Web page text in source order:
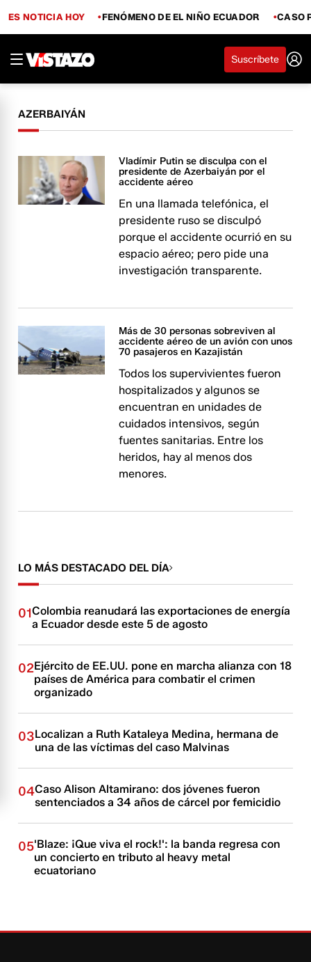
ES NOTICIA HOY FENÓMENO DE EL NIÑO ECUADOR CASO
Suscríbete
AZERBAIYÁN
Vladímir Putin se disculpa con el
presidente de Azerbaiyán por el
accidente aéreo
En una llamada telefónica, el
presidente ruso se disculpó
porque el accidente ocurrió en su
espacio aéreo; pero pide una
investigación transparente.
Más de 30 personas sobreviven al
accidente aéreo de un avión con unos
70 pasajeros en Kazajistán
Todos los supervivientes fueron
hospitalizados y algunos se
encuentran en unidades de
cuidados intensivos, según
fuentes sanitarias. Entre los
heridos, hay al menos dos
menores.
LO MÁS DESTACADO DEL DÍA
01Colombia reanudará las exportaciones de energía
a Ecuador desde este 5 de agosto
02Ejército de EE.UU. pone en marcha alianza con 18
países de América para combatir el crimen
organizado
03Localizan a Ruth Kataleya Medina, hermana de
una de las víctimas del caso Malvinas
04Caso Alison Altamirano: dos jóvenes fueron
sentenciados a 34 años de cárcel por femicidio
05'Blaze: ¡Que viva el rock!': la banda regresa con
un concierto en tributo al heavy metal
ecuatoriano